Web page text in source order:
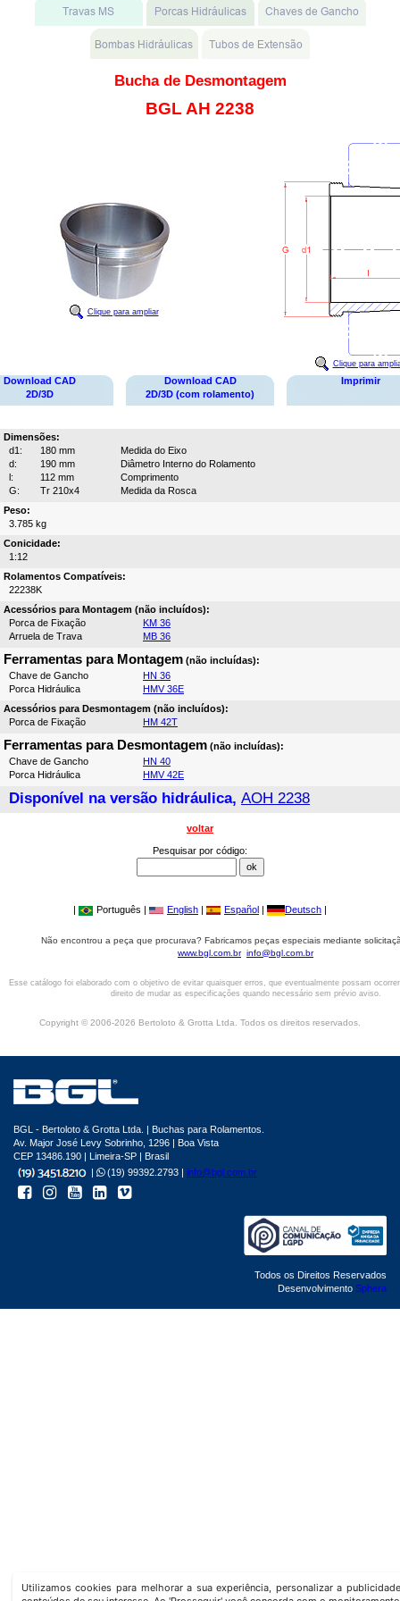
Bucha de Desmontagem
BGL AH 2238
Clique para ampliar
Clique para
Download CAD
2D/3D
Download CAD
2D/3D (com rolamento)
Imprimir
Dimensões:
d1:
180 mm
Medida do Eixo
d:
190 mm
Diâmetro Interno do Rolamento
l:
112 mm
Comprimento
G:
Tr 210x4
Medida da Rosca
Peso:
3.785 kg
Conicidade:
1:12
Rolamentos Compatíveis:
22238K
Acessórios para Montagem (não incluídos):
Porca de Fixação
KM 36
Arruela de Trava
MB 36
Ferramentas para Montagem (não incluídas):
Chave de Gancho
HN 36
Porca Hidráulica
HMV 36E
Acessórios para Desmontagem (não incluídos):
Porca de Fixação
HM 42T
Ferramentas para Desmontagem (não incluídas):
Chave de Gancho
HN 40
Porca Hidráulica
HMV 42E
Disponível na versão hidráulica, AOH 2238
voltar
Pesquisar por código:
| Português | English | Español | Deutsch |
Não encontrou a peça que procurava? Fabricamos peças especiais mediante
www.bgl.com.br info@bgl.com.br
Esse catálogo foi elaborado com o objetivo de evitar quaisquer erros, que eventualmente possam
direito de mudar as especificações quando necessário sem prévio aviso.
Copyright © 2006-2026 Bertoloto & Grotta Ltda. Todos os direitos reservados.
Utilizamos cookies para melhorar a sua experiência, personalizar a
BGL - Bertoloto & Grotta Ltda. | Buchas para Rolamentos.
Av. Major José Levy Sobrinho, 1296 | Boa Vista
CEP 13486.190 | Limeira-SP | Brasil
|
(19) 99392.2793 | info@bgl.com.br
Todos os Direitos Reservados
Desenvolvimento Sphera